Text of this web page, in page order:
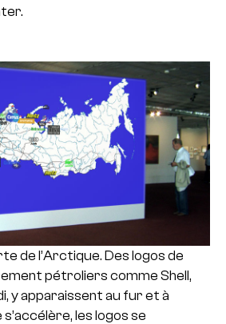
de l’Arctique. Des logos de
pétroliers comme Shell,
y apparaissent au fur et à
les logos se